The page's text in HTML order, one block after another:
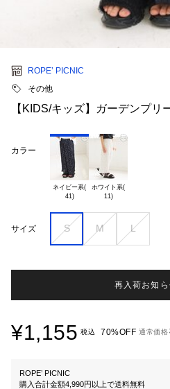
ROPE’ PICNIC
その他
【KIDS/キッズ】ガーデンプリ
カラー
ネイビー系(
41)
ホワイト系(
11)
サイズ S M L
再入荷お知
¥1,155 税込 70%OFF 通常価格
ROPE’ PICNIC
購入合計金額4,990円以上で送料無料